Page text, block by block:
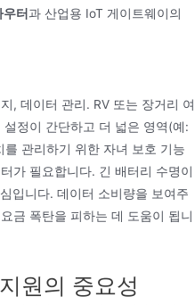
터과 산업용 IoT 게이트웨이의
, 데이터 관리. RV 또는 장거리 여
정이 간단하고 더 넓은 영역(예:
관리하기 위한 자녀 보호 기능
가 필요합니다. 긴 배터리 수명이
입니다. 데이터 소비량을 보여주
금 폭탄을 피하는 데 도움이 됩니
원의 중요성